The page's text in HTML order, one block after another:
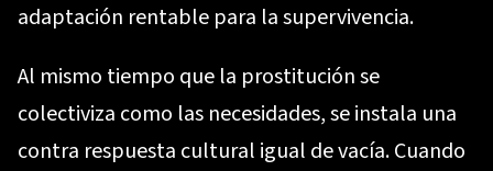
adaptación rentable para la supervivencia.
Al mismo tiempo que la prostitución se
colectiviza como las necesidades, se instala una
contra respuesta cultural igual de vacía. Cuando